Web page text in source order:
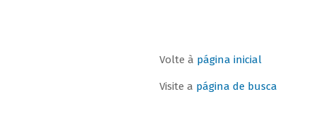
Volte à página inicial
Visite a página de busca